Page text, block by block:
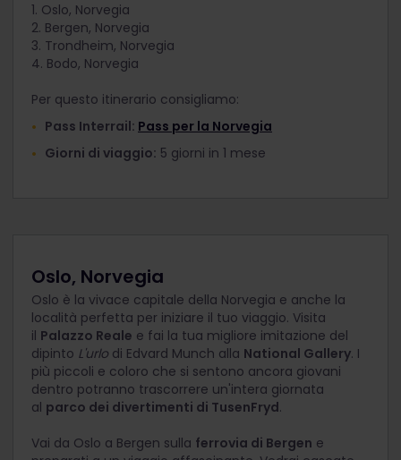
1. Oslo, Norvegia
2. Bergen, Norvegia
3. Trondheim, Norvegia
4. Bodo, Norvegia
Per questo itinerario consigliamo:
Pass Interrail: Pass per la Norvegia
Giorni di viaggio: 5 giorni in 1 mese
Oslo, Norvegia
Oslo è la vivace capitale della Norvegia e anche la
località perfetta per iniziare il tuo viaggio. Visita
il Palazzo Reale e fai la tua migliore imitazione del
dipinto L'urlo di Edvard Munch alla National Gallery. I
più piccoli e coloro che si sentono ancora giovani
dentro potranno trascorrere un'intera giornata
al parco dei divertimenti di TusenFryd.
Vai da Oslo a Bergen sulla ferrovia di Bergen e